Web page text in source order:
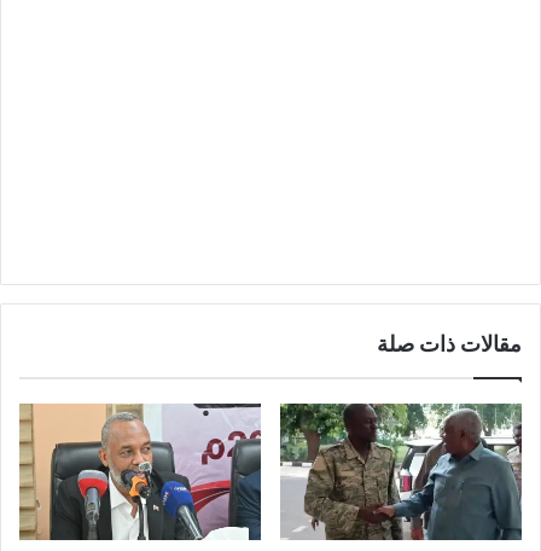
مقالات ذات صلة